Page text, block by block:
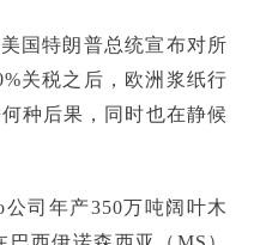
国特朗普总统宣布对所
关税之后，欧洲浆纸行
种后果，同时也在静候
司年产350万吨阔叶木